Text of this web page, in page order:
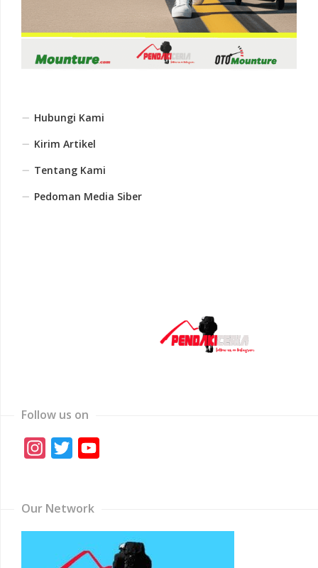
Hubungi Kami
Kirim Artikel
Tentang Kami
Pedoman Media Siber
Follow us on
Instagram
Twitter
Our Network